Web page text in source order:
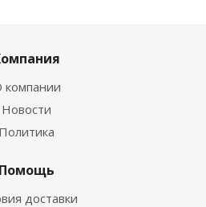
компании
Новости
Политика
Помощь
доставки